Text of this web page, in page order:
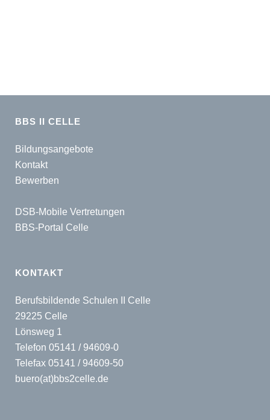
BBS II CELLE
Bildungsangebote
Kontakt
Bewerben
DSB-Mobile Vertretungen
BBS-Portal Celle
KONTAKT
Berufsbildende Schulen II Celle
29225 Celle
Lönsweg 1
Telefon 05141 / 94609-0
Telefax 05141 / 94609-50
buero(at)bbs2celle.de